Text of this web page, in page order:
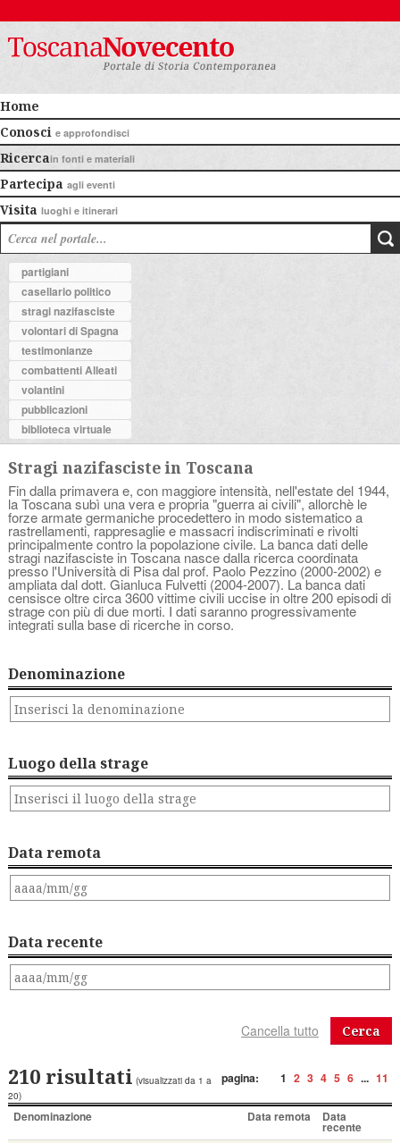
Home
Conosci e approfondisci
Ricercain fonti e materiali
Partecipa agli eventi
Visita luoghi e itinerari
partigiani
casellario politico
stragi nazifasciste
volontari di Spagna
testimonianze
combattenti Alleati
volantini
pubblicazioni
biblioteca virtuale
Stragi nazifasciste in Toscana
Fin dalla primavera e, con maggiore intensità, nell'estate del 1944,
la Toscana subì una vera e propria "guerra ai civili", allorchè le
forze armate germaniche procedettero in modo sistematico a
rastrellamenti, rappresaglie e massacri indiscriminati e rivolti
principalmente contro la popolazione civile. La banca dati delle
stragi nazifasciste in Toscana nasce dalla ricerca coordinata
presso l'Università di Pisa dal prof. Paolo Pezzino (2000-2002) e
ampliata dal dott. Gianluca Fulvetti (2004-2007). La banca dati
censisce oltre circa 3600 vittime civili uccise in oltre 200 episodi di
strage con più di due morti. I dati saranno progressivamente
integrati sulla base di ricerche in corso.
Denominazione
Luogo della strage
Data remota
Data recente
Cerca
pagina: 1 2 3 4 5 6 ... 11
210 risultati (visualizzati da 1 a
20)
Denominazione Data remota Data
recente